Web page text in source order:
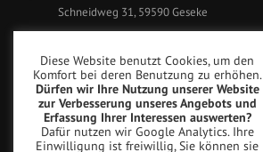
Schneidweg 31, 59590 Geseke
Fax: +49(0)2942-5799777
info@blomenroehr.com
Diese Website benutzt Cookies, um den
Komfort bei deren Benutzung zu erhöhen.
Dürfen wir Ihre Nutzung unserer Website
zur Verbesserung unseres Angebots und
Erfassung Ihrer Interessen auswerten?
Dafür nutzen wir Google Analytics. Ihre
Einwilligung ist freiwillig, Sie können sie